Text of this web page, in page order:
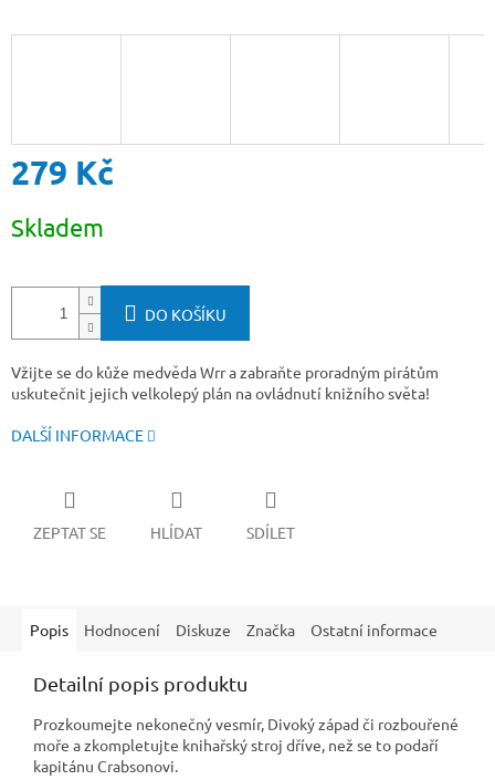
279 Kč
cena:
Skladem
DO KOŠÍKU
Vžijte se do kůže medvěda Wrr a zabraňte proradným pirátům
uskutečnit jejich velkolepý plán na ovládnutí knižního světa!
DALŠÍ INFORMACE
ZEPTAT SE HLÍDAT SDÍLET
Popis Hodnocení Diskuze Značka Ostatní informace
Detailní popis produktu
Prozkoumejte nekonečný vesmír, Divoký západ či rozbouřené
moře a zkompletujte knihařský stroj dříve, než se to podaří
kapitánu Crabsonovi.